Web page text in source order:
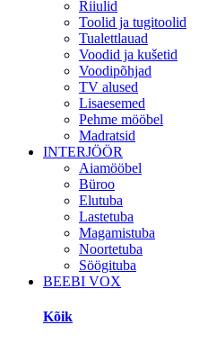
Riiulid
Toolid ja tugitoolid
Tualettlauad
Voodid ja kušetid
Voodipõhjad
TV alused
Lisaesemed
Pehme mööbel
Madratsid
INTERJÖÖR
Aiamööbel
Büroo
Elutuba
Lastetuba
Magamistuba
Noortetuba
Söögituba
BEEBI VOX
Kõik